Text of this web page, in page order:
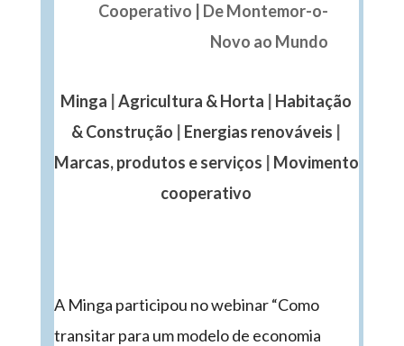
Cooperativo | De Montemor-o-
Novo ao Mundo
Minga |Agricultura & Horta
Habitação
& Construção
Energias renováveis
Marcas, produtos e serviços
Movimento
cooperativo
A Minga participou no webinar “Como
transitar para um modelo de economia